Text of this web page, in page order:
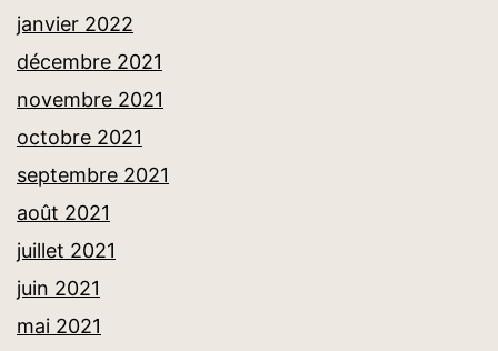
janvier 2022
décembre 2021
novembre 2021
octobre 2021
septembre 2021
août 2021
juillet 2021
juin 2021
mai 2021